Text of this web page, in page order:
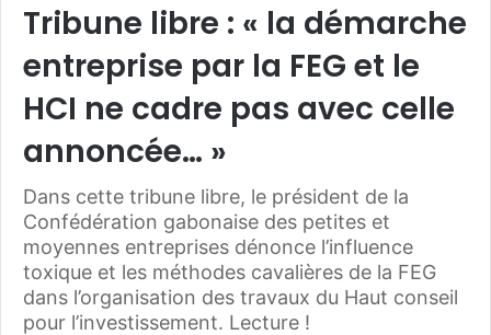
Tribune libre : « la démarche
entreprise par la FEG et le
HCI ne cadre pas avec celle
annoncée… »
Dans cette tribune libre, le président de la
Confédération gabonaise des petites et
moyennes entreprises dénonce l’influence
toxique et les méthodes cavalières de la FEG
dans l’organisation des travaux du Haut conseil
pour l’investissement. Lecture !